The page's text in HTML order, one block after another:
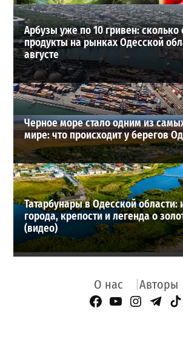
Арбузы уже по 10 гривен: сколько
продукты на рынках Одесской
августе
Черное море стало одним из
мире: что происходит у берегов
Татарбунары в Одесской области:
города, крепости и легенда о
(видео)
О нас Авторы
Facebook Page
YouTube
Instagram